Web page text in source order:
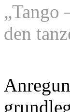
„Tango
den